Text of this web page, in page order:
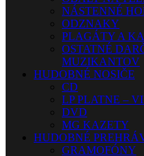
NÁSTENNÉ
ODZNAKY
PLAGÁTY A
OSTATNÉ
MUZIKANTOV
HUDOBNÉ NOSIČE
CD
LP PLATNE –
DVD
MG KAZETY
HUDOBNÉ
GRAMOFÓNY